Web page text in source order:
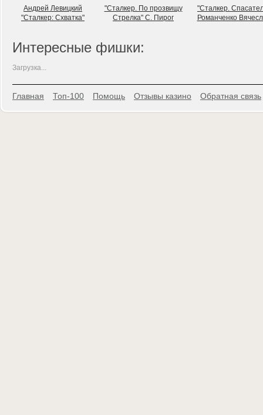
Андрей Левицкий
"Сталкер: Схватка"
"Сталкер. По прозвищу
Стрелка" С. Пирог
"Сталкер.
Романченко
Интересные фишки:
Загрузка...
Главная Топ-100 Помощь Отзывы казино Обратная связь